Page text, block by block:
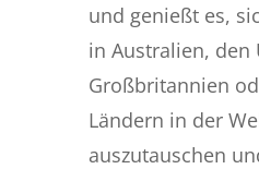
und genießt es,
in Australien, den
Großbritannien
Ländern in der
auszutauschen